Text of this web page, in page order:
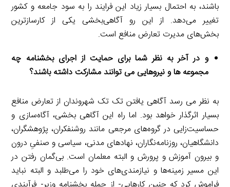
باشند، به احتمال بسیار زیاد این فرایند را به سود جامعه و کشور
تغییر می‌دهد. از این رو آگاهی‌بخشی یکی از کارسازترین
بخش‌های مدیرت تعارض منافع است.
و در آخر به نظر شما برای حمایت از اجرای بخشنامه چه
مجموعه ها و نیروهایی می توانند مشارکت داشته باشند؟
به نظر می رسد آگاهی یافتن تک تک شهروندان از تعارض منافع
بسیار اثرگذار خواهد بود. اما راه این آگاهی بخشی، آگاه‌سازی و
حساسیت‌زایی در گروه‌های مرجعی مانند روشنفکران، پژوهشگران،
دانشگاهیان، روزنامه‌نگاران، نهادهای مدنی، سیاسی و صنفیِ درون
و بیرون آموزش و پرورش و البته معلمان است. بی‌گمان رفتن در
این مسیر زمینه‌ها و نیازمندی‌های خود را می‌طلبد و البته نباید